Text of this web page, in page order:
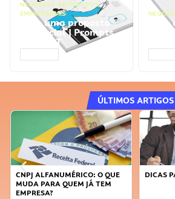
NEGÓCIOS, PROCESSOS
EMPRESARIAIS
Faça uma proposta
comercial | Prompts
ChatGPT
ÚLTIMOS ARTIGOS
CNPJ ALFANUMÉRICO: O QUE
MUDA PARA QUEM JÁ TEM
EMPRESA?
DICAS